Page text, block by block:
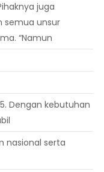
juga
semua unsur
“Namun
Dengan kebutuhan
nasional serta